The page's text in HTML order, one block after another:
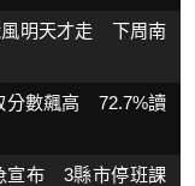
風明天才走 下周南
分數飆高 72.7%讀
宣布 3縣市停班課